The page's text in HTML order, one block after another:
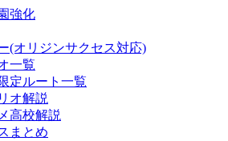
強化
(オリジンサクセス対応)
一覧
定ルート一覧
オ解説
高校解説
まとめ